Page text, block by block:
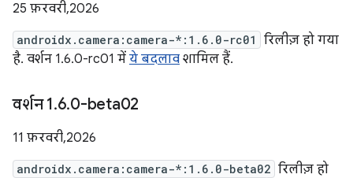
25 फ़रवरी, 2026
androidx.camera:camera-*:1.6.0-rc01
रिलीज़ हो गया
है. वर्शन 1.6.0-rc01 में ये बदलाव शामिल हैं.
वर्शन 1.6.0-beta02
11 फ़रवरी, 2026
androidx.camera:camera-*:1.6.0-beta02 रिलीज़ हो